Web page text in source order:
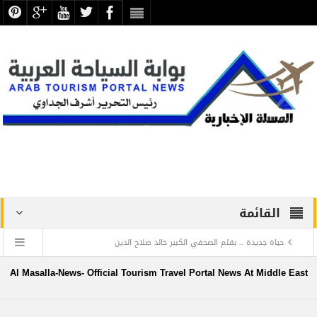
القائمة
حياة جديدة .. بقلم الصحفي الكبير خالد صلاح الدين
دراسة علمية ترصد الاكتشافات الأثرية والتطوير بجبانة الشاطبي
Al Masalla-News- Official Tourism Travel Portal News At Middle East